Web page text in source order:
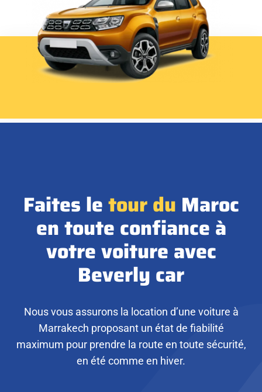
Faites letourdu Maroc
en toute confiance à
votre voiture avec
Beverly car
Nous vous assurons la location d’une voiture à
Marrakech proposant un état de fiabilité
maximum pour prendre la route en toute sécurité,
en été comme en hiver.